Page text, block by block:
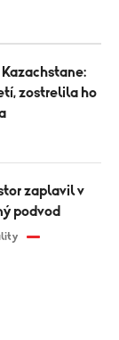
zostrelila ho
podvod